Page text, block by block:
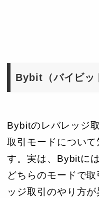
Bybit（バイビッ
Bybitのレバレッジ
取引モードについ
す。実は、Bybitに
どちらのモードで
ッジ取引のやり方が